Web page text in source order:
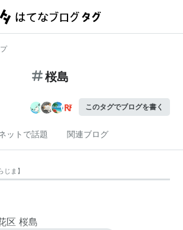
桜島
このタグでブログを書く
ットで話題 関連ブログ
じま 】
区 桜島